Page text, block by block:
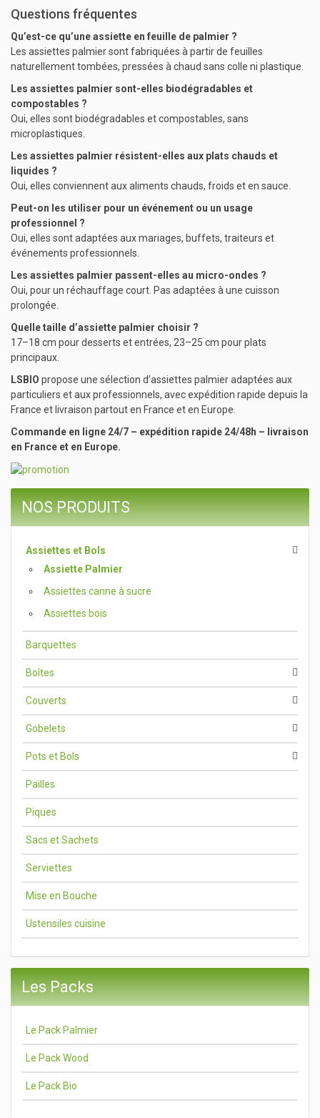
Questions fréquentes
Qu’est-ce qu’une assiette en feuille de palmier ?
Les assiettes palmier sont fabriquées à partir de feuilles
naturellement tombées, pressées à chaud sans colle ni plastique.
Les assiettes palmier sont-elles biodégradables et
compostables ?
Oui, elles sont biodégradables et compostables, sans
microplastiques.
Les assiettes palmier résistent-elles aux plats chauds et
liquides ?
Oui, elles conviennent aux aliments chauds, froids et en sauce.
Peut-on les utiliser pour un événement ou un usage
professionnel ?
Oui, elles sont adaptées aux mariages, buffets, traiteurs et
événements professionnels.
Les assiettes palmier passent-elles au micro-ondes ?
Oui, pour un réchauffage court. Pas adaptées à une cuisson
prolongée.
Quelle taille d’assiette palmier choisir ?
17–18 cm pour desserts et entrées, 23–25 cm pour plats
principaux.
LSBIO propose une sélection d’assiettes palmier adaptées aux
particuliers et aux professionnels, avec expédition rapide depuis la
France et livraison partout en France et en Europe.
Commande en ligne 24/7 – expédition rapide 24/48h – livraison
en France et en Europe.
NOS PRODUITS
Assiettes et Bols
Assiette Palmier
Assiettes canne à sucre
Assiettes bois
Barquettes
Boîtes
Couverts
Gobelets
Pots et Bols
Pailles
Piques
Sacs et Sachets
Serviettes
Mise en Bouche
Ustensiles cuisine
Les Packs
Le Pack Palmier
Le Pack Wood
Le Pack Bio